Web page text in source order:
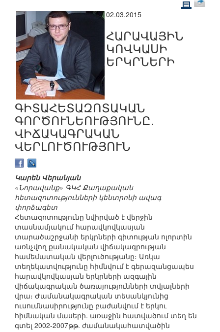
02.03.2015
ՀԱՐԱՎԱՅԻՆ
ԿՈՎԿԱՍԻ
ԵՐԿՐՆԵՐԻ
ԳԻՏԱՀԵՏԱԶՈՏԱԿԱՆ
ԳՈՐԾՈՒՆԵՈՒԹՅՈՒՆԸ.
ՎԻՃԱԿԱԳՐԱԿԱՆ
ՎԵՐԼՈՒԾՈՒԹՅՈՒՆ
Կարեն Վերանյան
«Նորավանք» ԳԿՀ Քաղաքական
հետազոտությունների կենտրոնի ավագ
փորձագետ
Հետազոտությունը նվիրված է վերջին
տասնամյակում հարավկովկասյան
տարածաշրջանի երկրների գիտության ոլորտին
առնչվող քանակական վիճակագրության
համեմատական վերլուծությանը։ Առկա
տեղեկատվությունը հիմնվում է գերազանցապես
հարավկովկասյան երկրների ազգային
վիճակագրական ծառայությունների տվյալների
վրա։ Ժամանակագրական տեսանկյունից
ուսումնասիրությունը բաժանվում է երկու
հիմնական մասերի. առաջին հատվածում տեղ են
գտել 2002-2007թթ. ժամանակահատվածին